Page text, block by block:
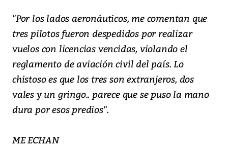
"Por los lados aeronáuticos, me comentan que
tres pilotos fueron despedidos por realizar
vuelos con licencias vencidas, violando el
reglamento de aviación civil del país. Lo
chistoso es que los tres son extranjeros, dos
vales y un gringo.. parece que se puso la mano
dura por esos predios".
ME ECHAN